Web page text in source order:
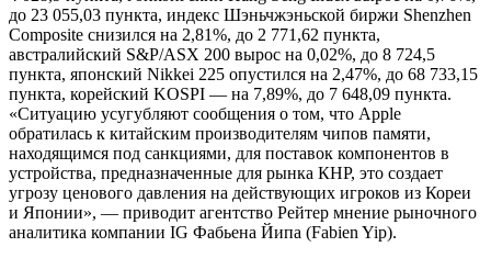
до 23 055,03 пункта, индекс Шэньчжэньской биржи Shenzhen
Composite снизился на 2,81%, до 2 771,62 пункта,
австралийский S&P/ASX 200 вырос на 0,02%, до 8 724,5
пункта, японский Nikkei 225 опустился на 2,47%, до 68 733,15
пункта, корейский KOSPI — на 7,89%, до 7 648,09 пункта.
«Ситуацию усугубляют сообщения о том, что Apple
обратилась к китайским производителям чипов памяти,
находящимся под санкциями, для поставок компонентов в
устройства, предназначенные для рынка КНР, это создает
угрозу ценового давления на действующих игроков из Кореи
и Японии», — приводит агентство Рейтер мнение рыночного
аналитика компании IG Фабьена Йипа (Fabien Yip).